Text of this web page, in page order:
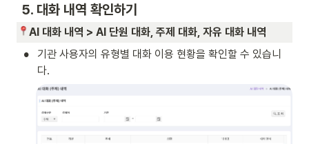
5. 대화 내역 확인하기
AI 대화 내역 > AI 단원 대화, 주제 대화, 자유 대화 내역
•
기관 사용자의 유형별 대화 이용 현황을 확인할 수 있습니
다.